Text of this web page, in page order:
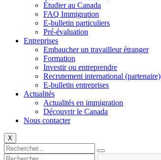
Étudier au Canada
FAQ Immigration
E-bulletin particuliers
Pré-évaluation
Entreprises
Embaucher un travailleur étranger
Formation
Investir ou entreprendre
Recrutement international (partenaire)
E-bulletin entreprises
Actualités
Actualités en immigration
Découvrir le Canada
Nous contacter
X